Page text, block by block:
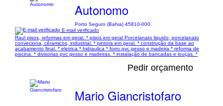
Autonomo
Porto Seguro (Bahia) 45810-000
E-mail verificado
Raul pisos, reformas em geral. * pisos em geral Porcelanato liquido, porcelanato
conveciona, cêramicos, industrial. * pintora em geral. * construção da base ao
acabamento final. * eletrica * hidraulica * forro pvc gesso e madeira * reforma de
piscina. * divisorias pvc gesso e madeiras. * instalação de bancadas e louças. *
Pedir orçamento
Mario Giancristofaro